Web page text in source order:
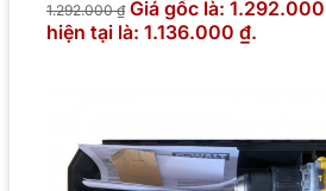
1.292.000₫ Giá gốc là:
hiện tại là: 1.136.000 ₫.